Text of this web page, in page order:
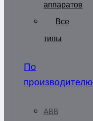
аппаратов
Все
типы
По
производителю
ABB